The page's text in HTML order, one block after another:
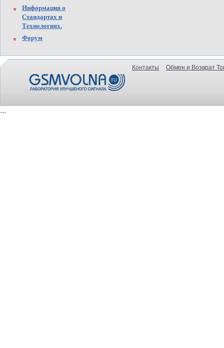
Информация о
Стандартах и
Технологиях.
Форум
Контакты Обмен и Возврат
...